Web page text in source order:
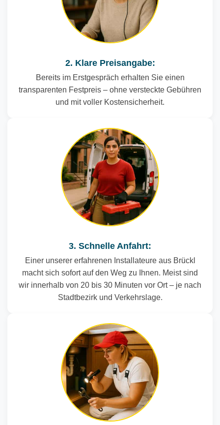
2. Klare Preisangabe:
Bereits im Erstgespräch erhalten Sie einen
transparenten Festpreis – ohne versteckte Gebühren
und mit voller Kostensicherheit.
3. Schnelle Anfahrt:
Einer unserer erfahrenen Installateure aus Brückl
macht sich sofort auf den Weg zu Ihnen. Meist sind
wir innerhalb von 20 bis 30 Minuten vor Ort – je nach
Stadtbezirk und Verkehrslage.